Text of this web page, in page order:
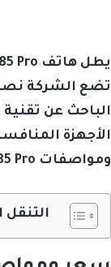
تضع الشركة نصب
الباحث عن
الأجهزة
ومواصفات Realme C85 Pro لتكونوا على اطلاع تام قبل الشراء.
التنقل